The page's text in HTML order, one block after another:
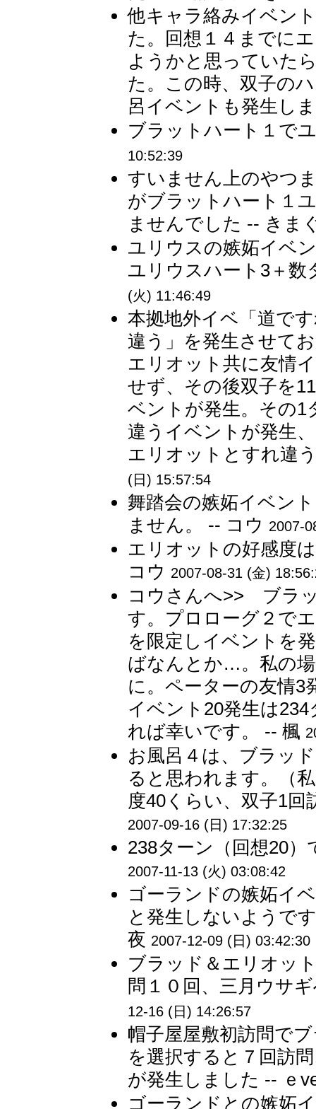
他キャラ絡みイベン
た。回想１４までに
ようかと思っていた
た。この時、双子の
呂イベントも発生し
ブラットハート１で
10:52:39
すいません上のやつ
がブラットハート１
ませんでした -- きま
ユリウスの嫉妬イベ
ユリウスハート3＋
(火) 11:46:49
本拠地外イベ「道で
違う」を発生させて
エリオット共に友情
せず、その後双子を
ベントが発生。その1
違うイベントが発生
エリオットとすれ違
(日) 15:57:54
舞踏会の嫉妬イベン
ません。 -- コウ 2007-
エリオットの好感度
コウ 2007-08-31 (金)
コウさんへ>> ブラ
す。プロローグ２で
を限定しイベントを
ばなんとか…。私の
に。ペーターの友情3
イベント20発生は
れば幸いです。 -- 楓
お風呂４は、ブラッ
ると思われます。（
度40くらい、双子1
2007-09-16 (日) 17:32:25
238ターン（回想20
2007-11-13 (火) 03:08:42
ゴーランドの嫉妬イ
と発生しないようで
夜 2007-12-09 (日) 03:42:30
ブラッド＆エリオッ
問１０回、三月ウサ
12-16 (日) 14:26:57
帽子屋屋敷初訪問で
を選択すると７回訪
が発生しました -- ｅ
ゴーランドとの嫉妬